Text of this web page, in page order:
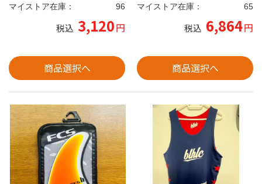
マイストア在庫： 96
税込 3,120円
商品選択へ
マイストア在庫： 65
税込 6,864円
商品選択へ